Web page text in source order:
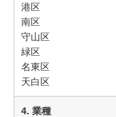
港区
南区
守山区
緑区
名東区
天白区
4. 業種